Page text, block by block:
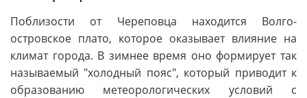
Поблизости от Череповца находится Волго-
островское плато, которое оказывает влияние на
климат города. В зимнее время оно формирует так
называемый "холодный пояс", который приводит к
образованию метеорологических условий с